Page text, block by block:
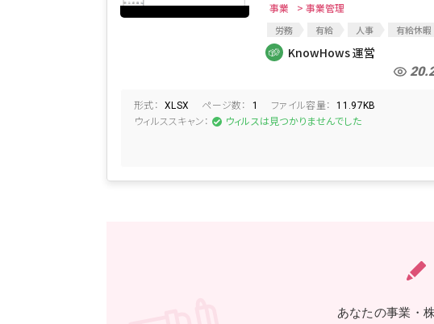
事業 > 事業管理
労務 有給 人事 有給休暇
申請書
総務 有給休暇管理
KnowHows 運営
形式： XLSX ページ数： 1 ファイル容量： 11.97KB
ウィルススキャン： ウィルスは見つかりませんでした
あなたの事業・